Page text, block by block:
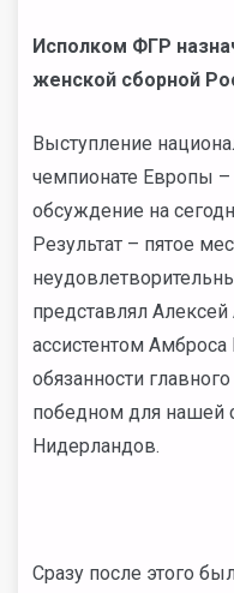
Исполком ФГР
женской сборной
Выступление
чемпионате Европы –
обсуждение на
Результат – пятое
представлял
ассистентом
обязанности
победном для нашей
Нидерландов.
Сразу после этого